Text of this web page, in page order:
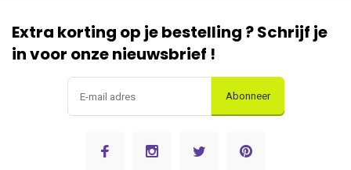
Extra korting op je bestelling ? Schrijf je
in voor onze nieuwsbrief !
Abonneer